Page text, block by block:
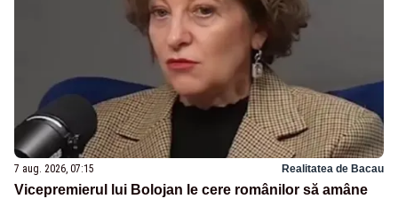
7 aug. 2026, 07:15 Realitatea de Bacau
Vicepremierul lui Bolojan le cere românilor să amâne